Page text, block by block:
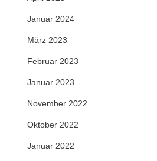
Januar 2024
März 2023
Februar 2023
Januar 2023
November 2022
Oktober 2022
Januar 2022